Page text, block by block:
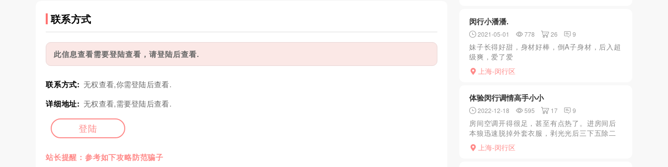
联系方式
此信息查看需要登陆查看，请登陆后查看.
联系方式: 无权查看,你需登陆后查看.
详细地址: 无权查看,需要登陆后查看.
登陆
站长提醒：参考如下攻略防范骗子
闵行小潘潘.
2021-05-01 778 26 9
妹子长得好甜，身材好棒，倒A子身材，后入超
级爽，爱了爱
了.........................................................
上海-闵行区
体验闵行调情高手小小
2022-12-18 595 17 9
房间空调开得很足，甚至有点热了。进房间后
本狼迅速脱掉外套衣服，剥光光后三下五除二
的做好卫生工作，一次性毛巾擦干身体进房
间，小小的床已经收拾妥当。妹子说学过按
上海-闵行区